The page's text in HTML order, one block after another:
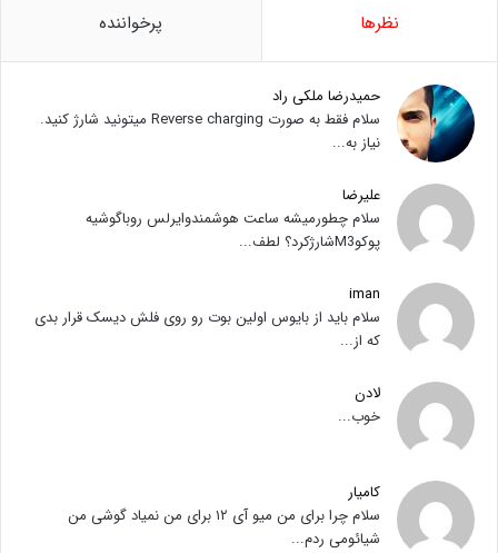
نظرها پرخواننده
حمیدرضا ملکی راد
سلام فقط به صورت Reverse charging میتونید شارژ کنید.
نیاز به...
علیرضا
سلام چطورمیشه ساعت هوشمندوایرلس روباگوشیه
پوکوM3شارژکرد؟ لطف...
iman
سلام باید از بایوس اولین بوت رو روی فلش دیسک قرار بدی
که از...
لادن
خوب...
کامیار
سلام چرا برای من میو آی ۱۲ برای من نمیاد گوشی من
شیائومی ردم...